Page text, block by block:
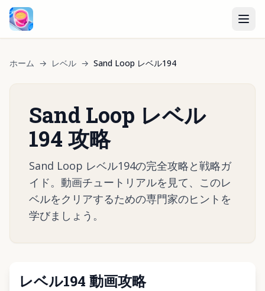
ホーム → レベル → Sand Loop レベル194
Sand Loop レベル
194 攻略
Sand Loop レベル194の完全攻略と戦略ガ
イド。動画チュートリアルを見て、このレ
ベルをクリアするための専門家のヒントを
学びましょう。
レベル194 動画攻略
クリックして動画を再生